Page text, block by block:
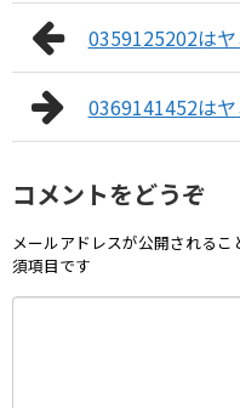
0359125202は
0369141452は
コメントをどうぞ
メールアドレスが公開されるこ
須項目です